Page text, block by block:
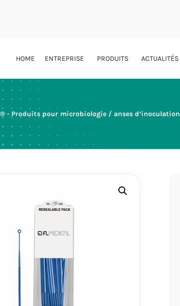
HOME ENTREPRISE PRODUITS ACTUALITÉS
- Produits pour microbiologie /anses d’inoculation